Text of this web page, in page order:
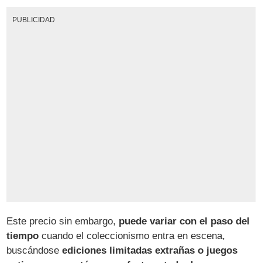
PUBLICIDAD
Este precio sin embargo, puede variar con el paso del
tiempo cuando el coleccionismo entra en escena,
buscándose ediciones limitadas extrañas o juegos